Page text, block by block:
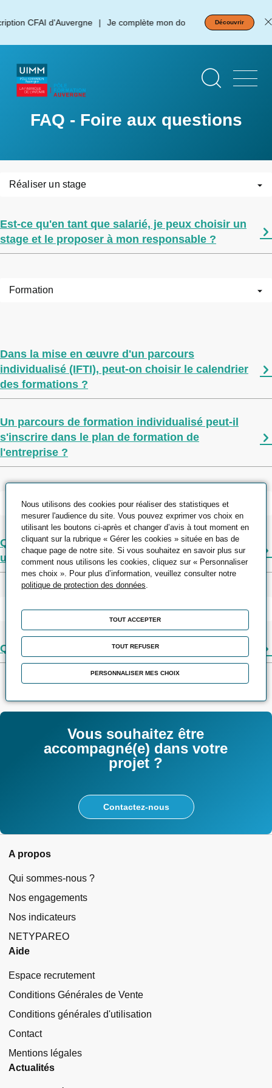
au
CFAI d'Auvergne Je complète mon dossier d'inscription !
Découvrir
FAQ - Foire aux questions
Réaliser un stage
Est-ce qu'en tant que salarié, je peux choisir un
stage et le proposer à mon responsable ?
Formation
Dans la mise en œuvre d'un parcours
individualisé (IFTI), peut-on choisir le calendrier
des formations ?
Un parcours de formation individualisé peut-il
s'inscrire dans le plan de formation de
l'entreprise ?
CQPM, titre, diplôme
Quelle est la différence entre un CQPM, un titre et
un diplôme ?
Rémunération
Qu’est-ce que le CPF ?
Vous souhaitez être
accompagné(e) dans votre
projet ?
Contactez-nous
A propos
Qui sommes-nous ?
Nos engagements
Nos indicateurs
NETYPAREO
Aide
Espace recrutement
Conditions Générales de Vente
Conditions générales d'utilisation
Contact
Mentions légales
Actualités
Nous utilisons des cookies pour réaliser des statistiques et
mesurer l'audience du site. Vous pouvez exprimer vos choix en
utilisant les boutons ci-après et changer d’avis à tout moment en
cliquant sur la rubrique « Gérer les cookies » située en bas de
chaque page de notre site. Si vous souhaitez en savoir plus sur
comment nous utilisons les cookies, cliquez sur « Personnaliser
mes choix ». Pour plus d’information, veuillez consulter notre
politique de protection des données.
TOUT ACCEPTER
TOUT REFUSER
PERSONNALISER MES CHOIX